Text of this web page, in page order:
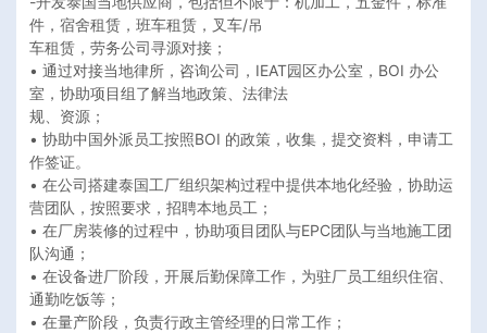
件，宿舍租赁，班⻋租赁，叉⻋/吊
⻋租赁，劳务公司寻源对接；
• 通过对接当地律所，咨询公司，IEAT园区办公室，BOI 办公
室，协助项⽬组了解当地政策、法律法
规、资源；
• 协助中国外派员⼯按照BOI 的政策，收集，提交资料，申请⼯
作签证。
• 在公司搭建泰国⼯⼚组织架构过程中提供本地化经验，协助运
营团队，按照要求，招聘本地员⼯；
• 在⼚房装修的过程中，协助项⽬团队与EPC团队与当地施⼯团
队沟通；
• 在设备进⼚阶段，开展后勤保障⼯作，为驻⼚员⼯组织住宿、
通勤吃饭等；
• 在量产阶段，负责⾏政主管经理的⽇常⼯作；